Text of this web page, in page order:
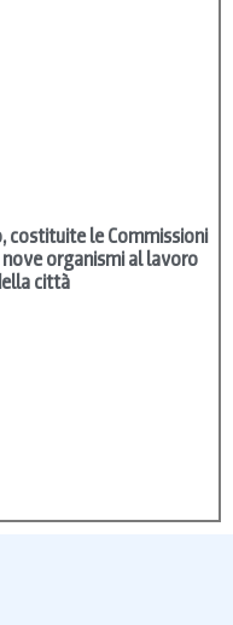
costituite le Commissioni
nove organismi al lavoro
città